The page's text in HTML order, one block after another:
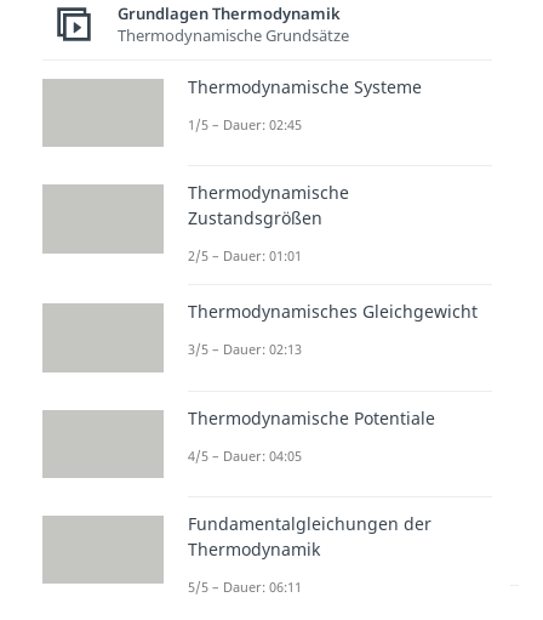
Seiliger
Prozess
04:45
Reaktio
nen -
agen
Verbre
nnung
Dauer:
Grundlagen Thermodynamik
Thermodynamische Grundsätze
Thermodynamische Systeme
1/5 – Dauer: 02:45
Thermodynamische
Zustandsgrößen
2/5 – Dauer: 01:01
Thermodynamisches Gleichgewicht
3/5 – Dauer: 02:13
Thermodynamische Potentiale
4/5 – Dauer: 04:05
Fundamentalgleichungen der
Thermodynamik
5/5 – Dauer: 06:11